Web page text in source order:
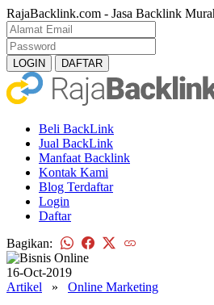
RajaBacklink.com - Jasa Backlink
Beli BackLink
Jual BackLink
Manfaat Backlink
Kontak Kami
Blog Terdaftar
Login
Daftar
Bagikan:
16-Oct-2019
Artikel » Online Marketing